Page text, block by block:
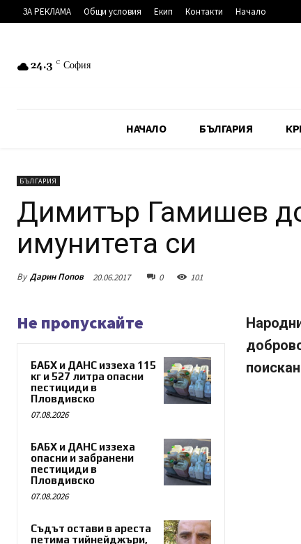
ЗА РЕКЛАМА Общи условия Екип Контакти Начало
24.3 C София
НАЧАЛО БЪЛГАРИЯ
БЪЛГАРИЯ
Димитър Гамишев
имунитета си
By Дарин Попов 20.06.2017 0 101
Не пропускайте
БАБХ и ДАНС иззеха 115
кг и 527 литра опасни
пестициди в
Пловдивско
07.08.2026
БАБХ и ДАНС иззеха
опасни и забранени
пестициди в
Пловдивско
07.08.2026
Съдът остави в ареста
петима тийнейджъри,